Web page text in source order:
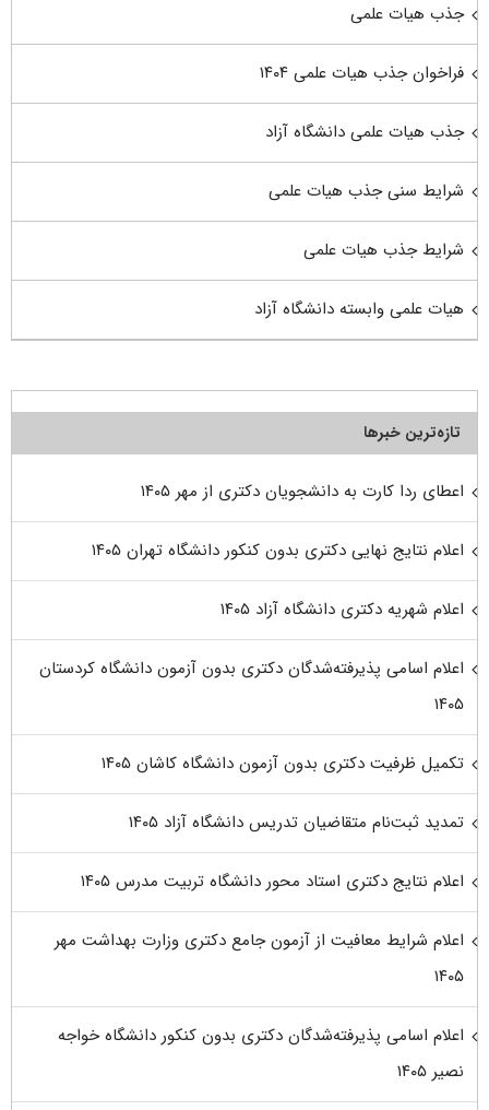
جذب هیات علمی
فراخوان جذب هیات علمی ۱۴۰۴
جذب هیات علمی دانشگاه آزاد
شرایط سنی جذب هیات علمی
شرایط جذب هیات علمی
هیات علمی وابسته دانشگاه آزاد
تازه‌ترین خبرها
اعطای ردا کارت به دانشجویان دکتری از مهر ۱۴۰۵
اعلام نتایج نهایی دکتری بدون کنکور دانشگاه تهران ۱۴۰۵
اعلام شهریه دکتری دانشگاه آزاد ۱۴۰۵
اعلام اسامی پذیرفته‌شدگان دکتری بدون آزمون دانشگاه کردستان
۱۴۰۵
تکمیل ظرفیت دکتری بدون آزمون دانشگاه کاشان ۱۴۰۵
تمدید ثبت‌نام متقاضیان تدریس دانشگاه آزاد ۱۴۰۵
اعلام نتایج دکتری استاد محور دانشگاه تربیت مدرس ۱۴۰۵
اعلام شرایط معافیت از آزمون جامع دکتری وزارت بهداشت مهر
۱۴۰۵
اعلام اسامی پذیرفته‌شدگان دکتری بدون کنکور دانشگاه خواجه
نصیر ۱۴۰۵